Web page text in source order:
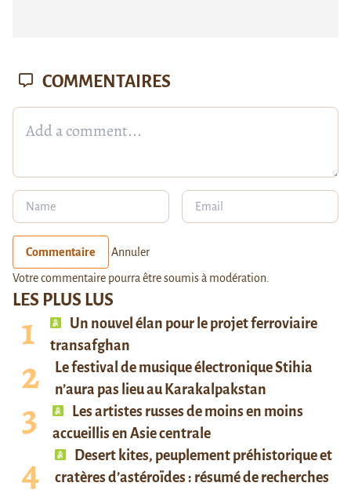
LES PLUS LUS
Un nouvel élan pour le projet ferroviaire
transafghan
Le festival de musique électronique Stihia
n’aura pas lieu au Karakalpakstan
Les artistes russes de moins en moins
accueillis en Asie centrale
Desert kites, peuplement préhistorique et
cratères d’astéroïdes : résumé de recherches
COMMENTAIRES
Commentaire Annuler
Votre commentaire pourra être soumis à modération.